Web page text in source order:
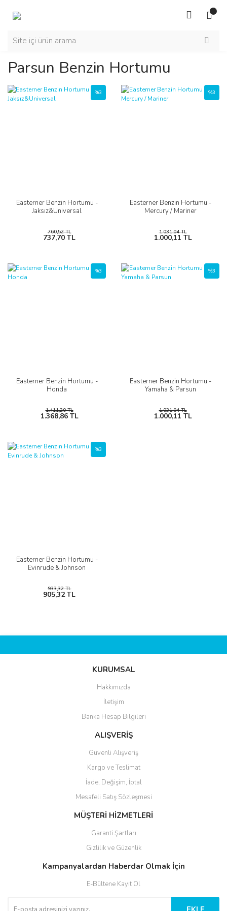
Parsun Benzin Hortumu
Easterner Benzin Hortumu -
Jaksız&Universal
%3
760,52 TL
737,70 TL
Easterner Benzin Hortumu -
Mercury / Mariner
%3
1.031,04 TL
1.000,11 TL
Easterner Benzin Hortumu -
Honda
%3
1.411,20 TL
1.368,86 TL
Easterner Benzin Hortumu -
Yamaha & Parsun
%3
1.031,04 TL
1.000,11 TL
Easterner Benzin Hortumu -
Evinrude & Johnson
%3
933,32 TL
905,32 TL
KURUMSAL
Hakkımızda
İletişim
Banka Hesap Bilgileri
ALIŞVERİŞ
Güvenli Alışveriş
Kargo ve Teslimat
İade, Değişim, İptal
Mesafeli Satış Sözleşmesi
MÜŞTERİ HİZMETLERİ
Garanti Şartları
Gizlilik ve Güzenlik
Kampanyalardan Haberdar Olmak İçin
E-Bültene Kayıt Ol